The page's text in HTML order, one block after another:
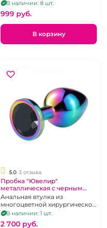
В наличии: 8 шт.
999 pуб.
В корзину
5.0 3 отзыва
Пробка "Ювелир"
металлическая с черным
кристаллом размер М
Анальная втулка из
многоцветной хирургической
стали "Хамелион" с
кристаллом чёрного цвета.
В наличии: 1 шт.
2 700 pуб.